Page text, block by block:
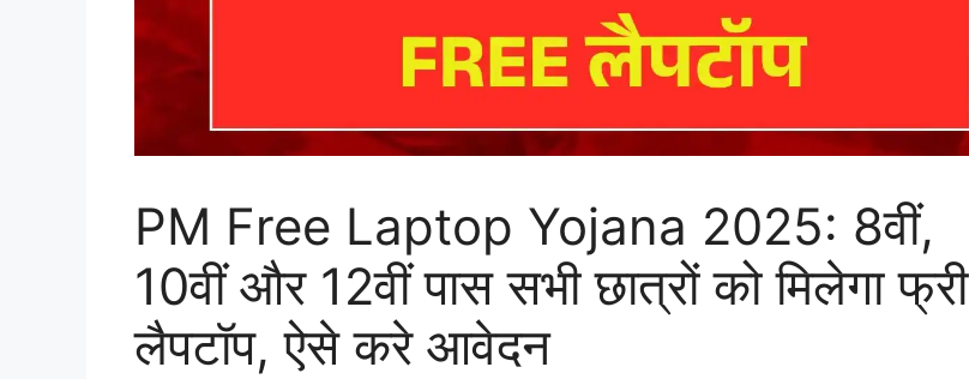
PM Free Laptop Yojana 2025: 8वीं,
10वीं और 12वीं पास सभी छात्रों को मिलेगा फ्री
लैपटॉप, ऐसे करे आवेदन